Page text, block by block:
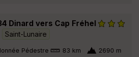
Dinard vers Cap Fréhel
Saint-Lunaire
Pédestre 83 km 2690 m